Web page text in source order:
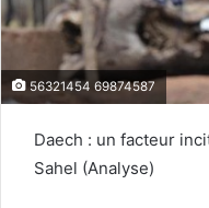
56321454 69874587
Daech : un facteur
Sahel (Analyse)